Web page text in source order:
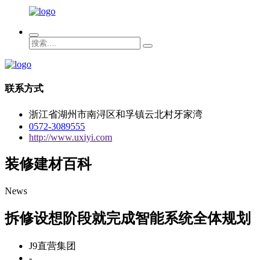
联系方式
浙江省湖州市南浔区和孚镇云北村牙家湾
0572-3089555
http://www.uxiyi.com
装修建材百科
News
拆修设想阶段就完成智能系统全体规划
J9直营集团